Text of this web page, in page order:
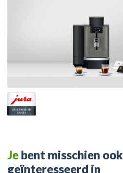
Je bent misschien ook
geïnteresseerd in